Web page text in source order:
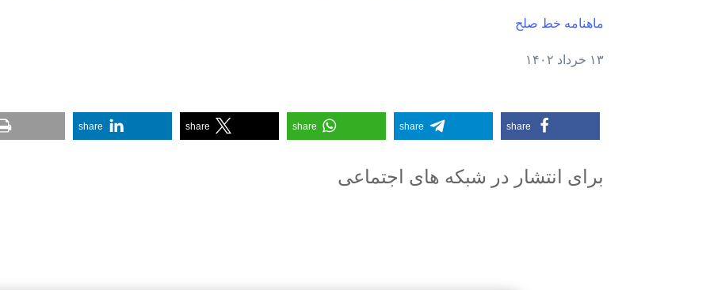
ماهنامه خط صلح
۱۳ خرداد ۱۴۰۲
share
share
share
share
share
برای انتشار در شبکه های اجتماعی